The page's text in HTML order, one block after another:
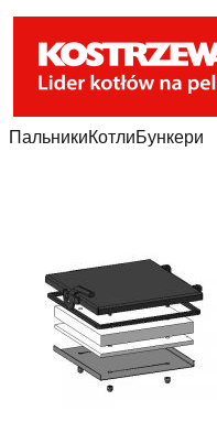
ПальникиКотлиБункери